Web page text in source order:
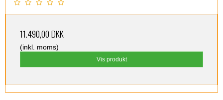
11.490,00 DKK
(inkl. moms)
Vis produkt